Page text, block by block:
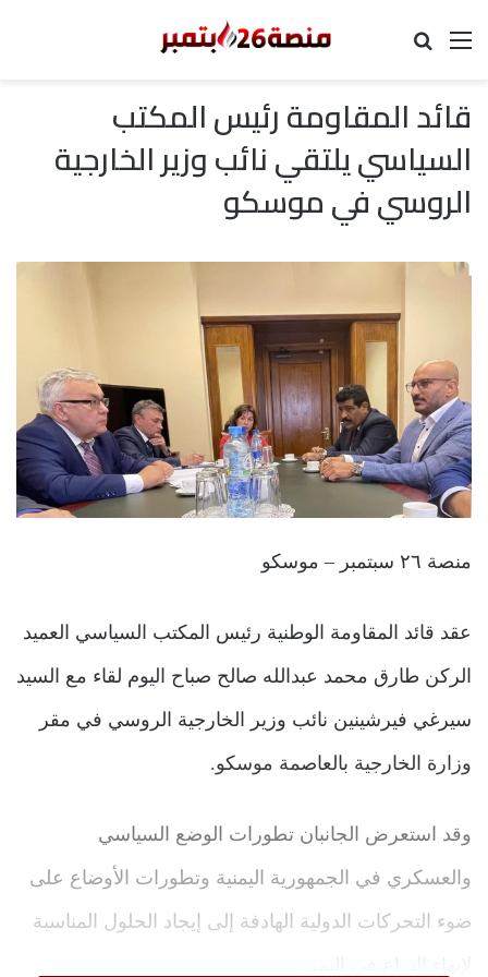
القائمة
قائد المقاومة رئيس المكتب
السياسي يلتقي نائب وزير الخارجية
الروسي في موسكو
منصة ٢٦ سبتمبر – موسكو
عقد قائد المقاومة الوطنية رئيس المكتب السياسي العميد
الركن طارق محمد عبدالله صالح صباح اليوم لقاء مع السيد
سيرغي فيرشينين نائب وزير الخارجية الروسي في مقر
وزارة الخارجية بالعاصمة موسكو.
وقد استعرض الجانبان تطورات الوضع السياسي
والعسكري في الجمهورية اليمنية وتطورات الأوضاع على
ضوء التحركات الدولية الهادفة إلى إيجاد الحلول المناسبة